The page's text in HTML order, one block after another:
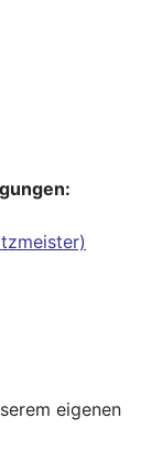
eigenen